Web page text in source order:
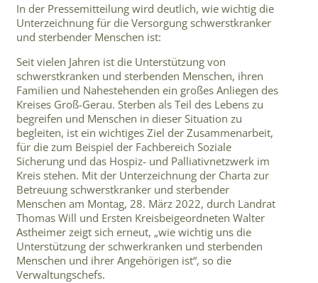
In der Pressemitteilung wird deutlich, wie wichtig die
Unterzeichnung für die Versorgung schwerstkranker
und sterbender Menschen ist:
Seit vielen Jahren ist die Unterstützung von
schwerstkranken und sterbenden Menschen, ihren
Familien und Nahestehenden ein großes Anliegen des
Kreises Groß-Gerau. Sterben als Teil des Lebens zu
begreifen und Menschen in dieser Situation zu
begleiten, ist ein wichtiges Ziel der Zusammenarbeit,
für die zum Beispiel der Fachbereich Soziale
Sicherung und das Hospiz- und Palliativnetzwerk im
Kreis stehen. Mit der Unterzeichnung der Charta zur
Betreuung schwerstkranker und sterbender
Menschen am Montag, 28. März 2022, durch Landrat
Thomas Will und Ersten Kreisbeigeordneten Walter
Astheimer zeigt sich erneut, „wie wichtig uns die
Unterstützung der schwerkranken und sterbenden
Menschen und ihrer Angehörigen ist“, so die
Verwaltungschefs.